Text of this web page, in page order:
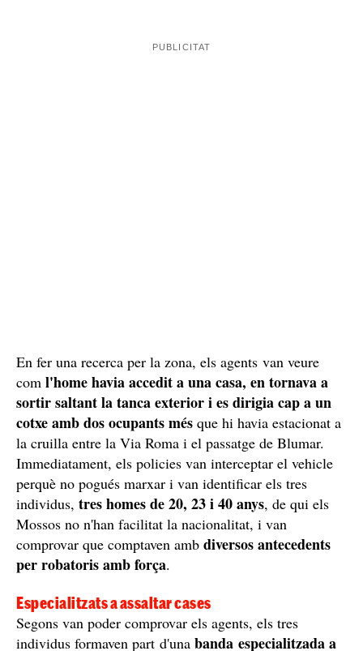
En fer una recerca per la zona, els agents van veure
com l'home havia accedit a una casa, en tornava a
sortir saltant la tanca exterior i es dirigia cap a un
cotxe amb dos ocupants més que hi havia estacionat a
la cruilla entre la Via Roma i el passatge de Blumar.
Immediatament, els policies van interceptar el vehicle
perquè no pogués marxar i van identificar els tres
individus, tres homes de 20, 23 i 40 anys, de qui els
Mossos no n'han facilitat la nacionalitat, i van
comprovar que comptaven amb diversos antecedents
per robatoris amb força.
Especialitzats a assaltar cases
Segons van poder comprovar els agents, els tres
individus formaven part d'una banda especialitzada a